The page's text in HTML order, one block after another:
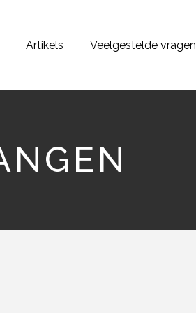
Artikels Veelgestelde vragen